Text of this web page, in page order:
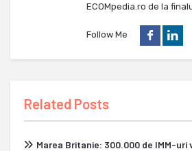
ECOMpedia.ro de la
Follow Me
Related Posts
Marea Britanie: 300.000 de IMM-uri